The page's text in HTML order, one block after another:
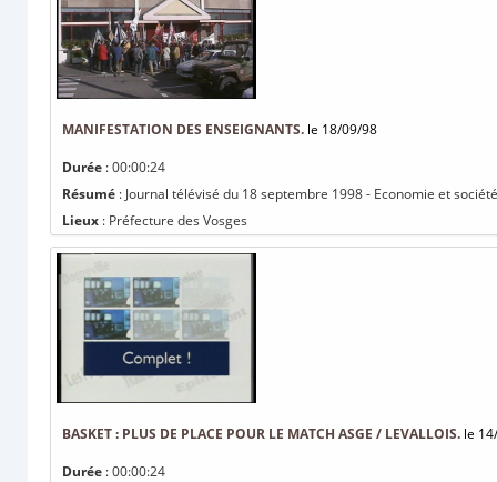
MANIFESTATION DES ENSEIGNANTS. le 18/09/98
Durée : 00:00:24
Résumé : Journal télévisé du 18 septembre 1998 - Economie et
Lieux : Préfecture des Vosges
BASKET : PLUS DE PLACE POUR LE MATCH ASGE / LEVALLOIS. le
Durée : 00:00:24